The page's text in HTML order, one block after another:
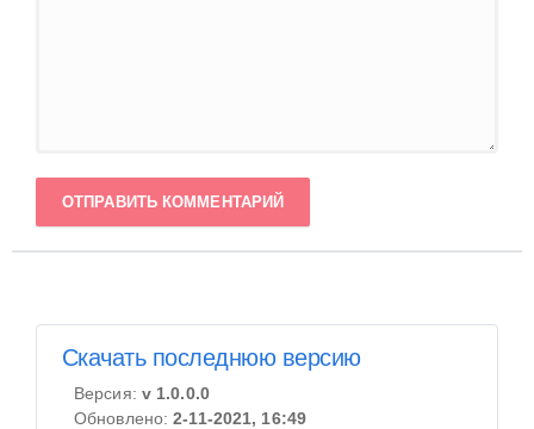
ОТПРАВИТЬ КОММЕНТАРИЙ
Скачать последнюю версию
Версия: v 1.0.0.0
Обновлено:2-11-2021, 16:49